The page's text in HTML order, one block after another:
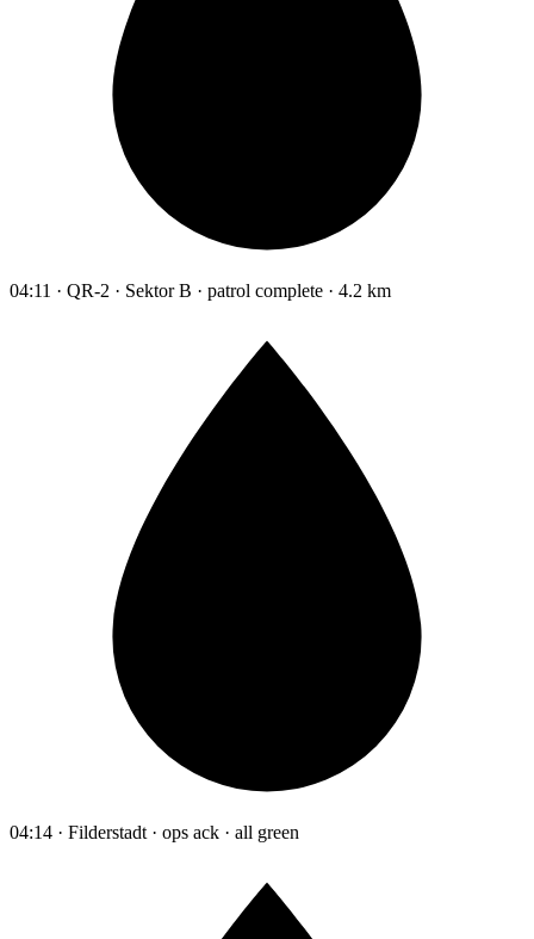
04:11 · QR-2 · Sektor B · patrol complete · 4.2 km
04:14 · Filderstadt · ops ack · all green